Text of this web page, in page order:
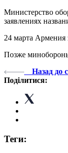
Министерство
заявлениях
24 марта Армения
Позже
Назад до
Поділитися:
Теги: